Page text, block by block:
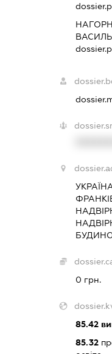
0 грн.
85.42
85.32